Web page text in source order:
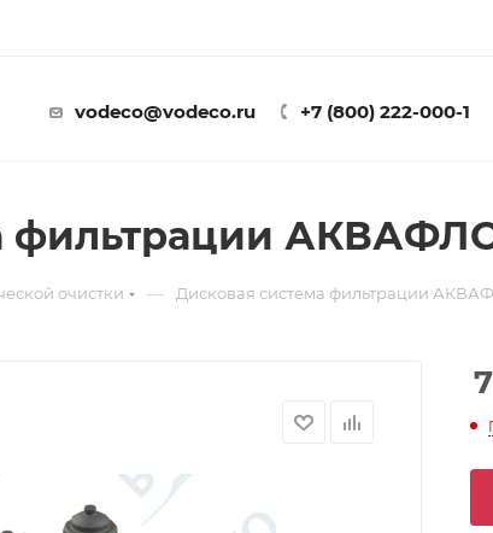
vodeco@vodeco.ru +7 (800) 222-000-1
фильтрации
очистки — Дисковая система фильтрации